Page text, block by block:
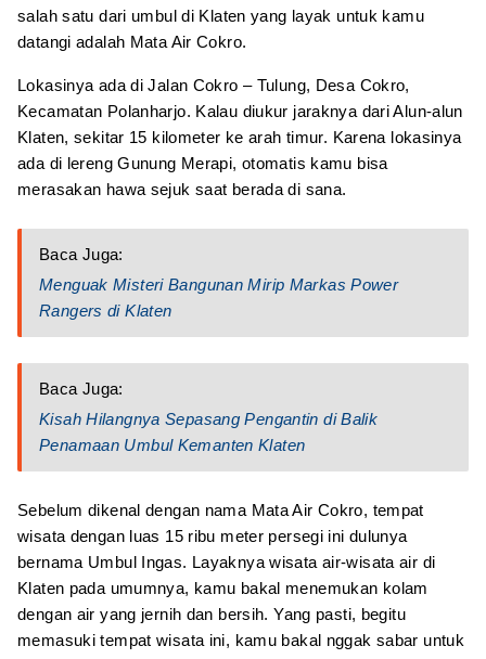
salah satu dari umbul di Klaten yang layak untuk kamu
datangi adalah Mata Air Cokro.
Lokasinya ada di Jalan Cokro – Tulung, Desa Cokro,
Kecamatan Polanharjo. Kalau diukur jaraknya dari Alun-alun
Klaten, sekitar 15 kilometer ke arah timur. Karena lokasinya
ada di lereng Gunung Merapi, otomatis kamu bisa
merasakan hawa sejuk saat berada di sana.
Baca Juga:
Menguak Misteri Bangunan Mirip Markas Power
Rangers di Klaten
Baca Juga:
Kisah Hilangnya Sepasang Pengantin di Balik
Penamaan Umbul Kemanten Klaten
Sebelum dikenal dengan nama Mata Air Cokro, tempat
wisata dengan luas 15 ribu meter persegi ini dulunya
bernama Umbul Ingas. Layaknya wisata air-wisata air di
Klaten pada umumnya, kamu bakal menemukan kolam
dengan air yang jernih dan bersih. Yang pasti, begitu
memasuki tempat wisata ini, kamu bakal nggak sabar untuk